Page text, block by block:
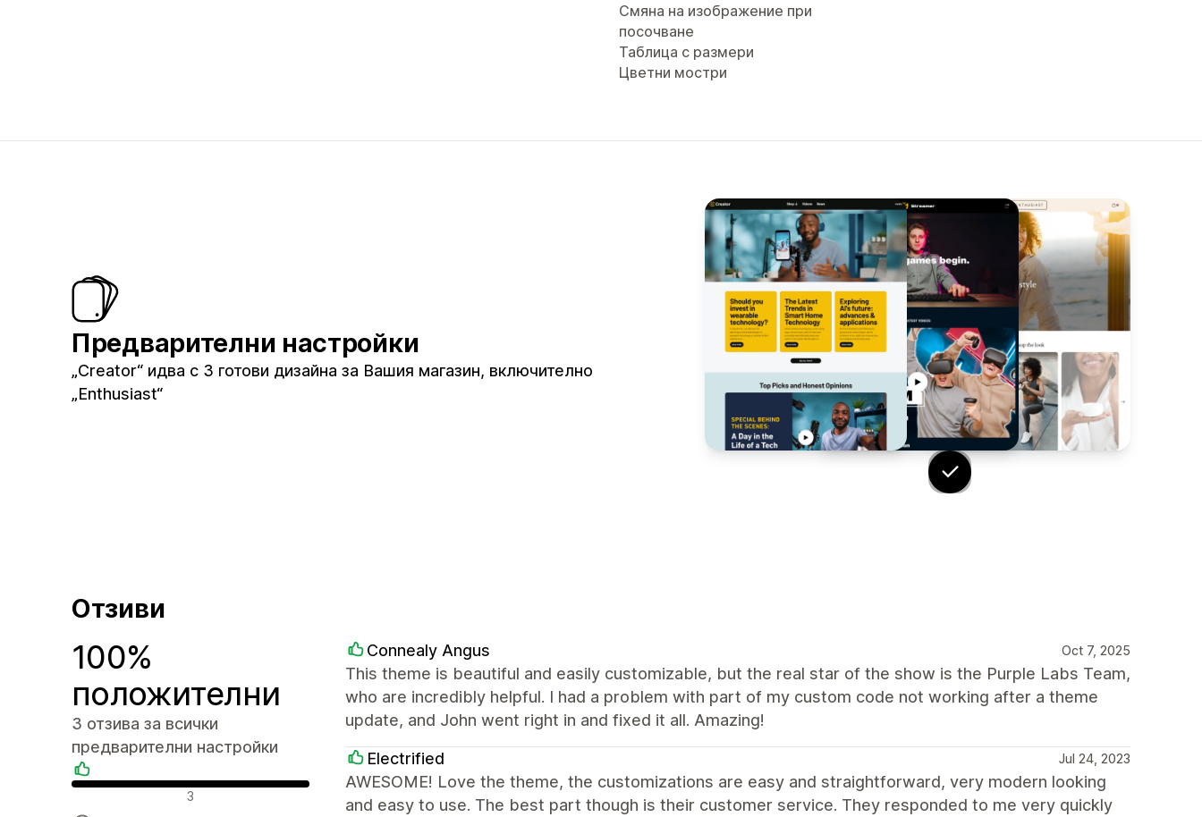
Смяна на изображение при
посочване
Таблица с размери
Цветни мостри
Предварителни настройки
„Creator“ идва с 3 готови дизайна за Вашия магазин, включително
„Enthusiast“
Отзиви
100%
положителни
3 отзива за всички
предварителни настройки
Положителни отзиви
3
Connealy Angus Oct 7, 2025
This theme is beautiful and easily customizable, but the real star of the show is the Purple Labs Team,
who are incredibly helpful. I had a problem with part of my custom code not working after a theme
update, and John went right in and fixed it all. Amazing!
Electrified Jul 24, 2023
AWESOME! Love the theme, the customizations are easy and straightforward, very modern looking
and easy to use. The best part though is their customer service. They responded to me very quickly